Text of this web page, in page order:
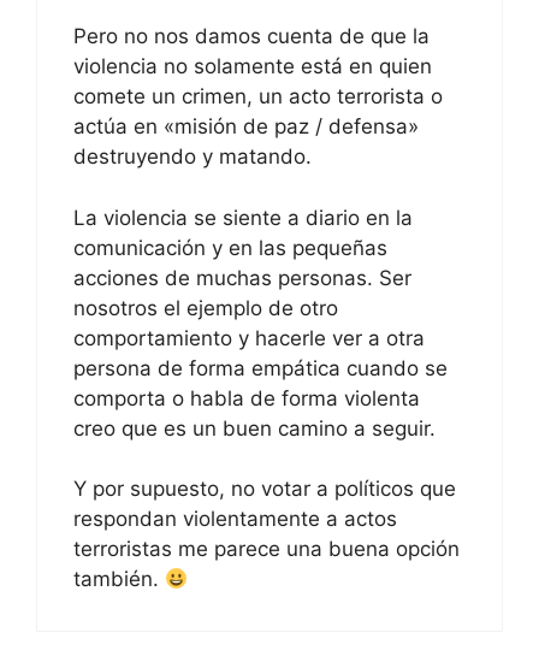
Pero no nos damos cuenta de que la
violencia no solamente está en quien
comete un crimen, un acto terrorista o
actúa en «misión de paz / defensa»
destruyendo y matando.
La violencia se siente a diario en la
comunicación y en las pequeñas
acciones de muchas personas. Ser
nosotros el ejemplo de otro
comportamiento y hacerle ver a otra
persona de forma empática cuando se
comporta o habla de forma violenta
creo que es un buen camino a seguir.
Y por supuesto, no votar a políticos que
respondan violentamente a actos
terroristas me parece una buena opción
también.